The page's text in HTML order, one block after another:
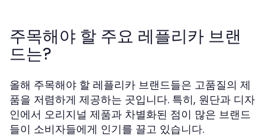
주목해야 할 주요 레플리카 브랜
드는?
올해 주목해야 할 레플리카 브랜드들은 고품질의 제
품을 저렴하게 제공하는 곳입니다. 특히, 원단과 디자
인에서 오리지널 제품과 차별화된 점이 많은 브랜드
들이 소비자들에게 인기를 끌고 있습니다.